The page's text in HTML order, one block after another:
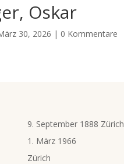
Oskar
30, 2026 | 0 Kommentare
9. September 1888 Zürich
1. März 1966
Zürich